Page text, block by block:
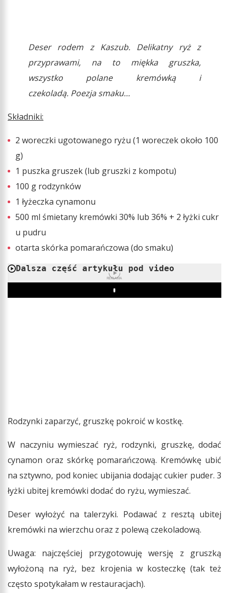
Deser rodem z Kaszub. Delikatny ryż z
przyprawami, na to miękka gruszka,
wszystko polane kremówką i
czekoladą. Poezja smaku…
Składniki:
2 woreczki ugotowanego ryżu (1 woreczek około 100
g)
1 puszka gruszek (lub gruszki z kompotu)
100 g rodzynków
1 łyżeczka cynamonu
500 ml śmietany kremówki 30% lub 36% + 2 łyżki cukr
u pudru
otarta skórka pomarańczowa (do smaku)
Dalsza część artykułu pod video
REKLAMA
Play
Rodzynki zaparzyć, gruszkę pokroić w kostkę.
W naczyniu wymieszać ryż, rodzynki, gruszkę, dodać
cynamon oraz skórkę pomarańczową. Kremówkę ubić
na sztywno, pod koniec ubijania dodając cukier puder. 3
łyżki ubitej kremówki dodać do ryżu, wymieszać.
Deser wyłożyć na talerzyki. Podawać z resztą ubitej
kremówki na wierzchu oraz z polewą czekoladową.
Uwaga: najczęściej przygotowuję wersję z gruszką
wyłożoną na ryż, bez krojenia w kosteczkę (tak też
często spotykałam w restauracjach).